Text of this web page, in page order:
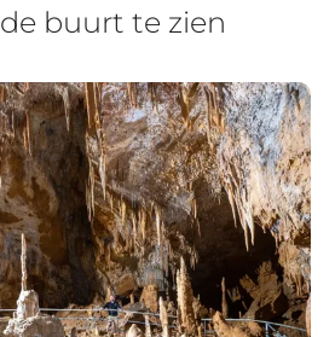
buurt te zien